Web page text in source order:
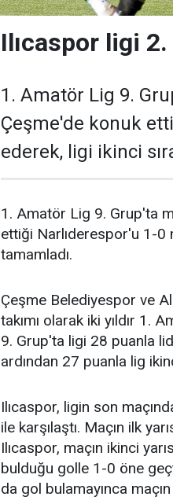
Ilıcaspor ligi
1. Amatör Lig 9.
Çeşme'de konuk
ederek, ligi ikinci
1. Amatör Lig 9. Grup'ta
ettiği Narlıderespor'u 1-0
tamamladı.
Çeşme Belediyespor ve
takımı olarak iki yıldır 1.
9. Grup'ta ligi 28 puanla
ardından 27 puanla lig
Ilıcaspor, ligin son
ile karşılaştı. Maçın ilk
Ilıcaspor, maçın ikinci
bulduğu golle 1-0 öne
da gol bulamayınca